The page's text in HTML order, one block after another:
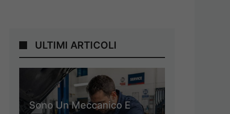
ULTIMI ARTICOLI
Sono Un Meccanico E